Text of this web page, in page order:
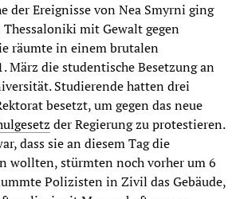
der Ereignisse von Nea Smyrni ging
mit Gewalt gegen
räumte in einem brutalen
März die studentische Besetzung an
Studierende hatten drei
besetzt, um gegen das neue
der Regierung zu protestieren.
dass sie an diesem Tag die
wollten, stürmten noch vorher um 6
Polizisten in Zivil das Gebäude,